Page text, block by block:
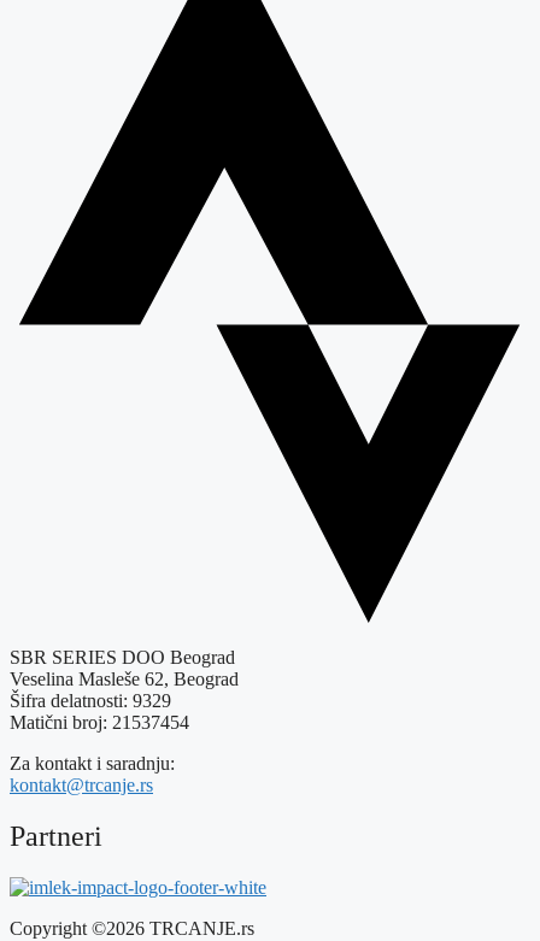
SBR SERIES DOO Beograd
Veselina Masleše 62, Beograd
Šifra delatnosti: 9329
Matični broj: 21537454
Za kontakt i saradnju:
kontakt@trcanje.rs
Partneri
Copyright ©2026 TRCANJE.rs